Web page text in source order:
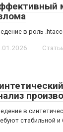
в роль
в
стабильной и